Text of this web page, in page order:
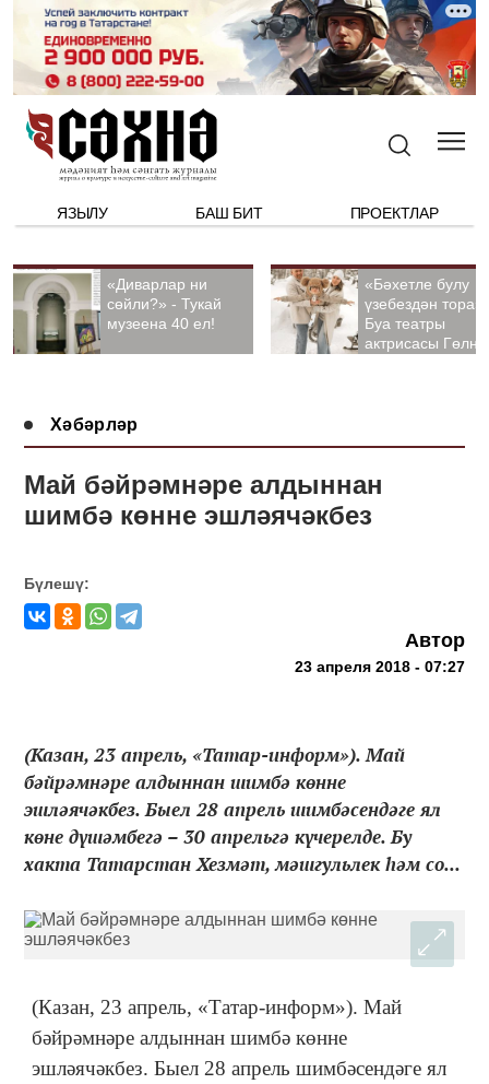
ЯЗЫЛУ БАШ БИТ ПРОЕКТЛАР
«Диварлар ни
сөйли?» - Тукай
музеена 40 ел!
«Бәхетле булу
үзебездән тора».
Буа театры
актрисасы
Хәбәрләр
Май бәйрәмнәре алдыннан
шимбә көнне эшләячәкбез
Бүлешү:
Автор
23 апреля 2018 - 07:27
(Казан, 23 апрель, «Татар-информ»). Май
бәйрәмнәре алдыннан шимбә көнне
эшләячәкбез. Быел 28 апрель шимбәсендәге ял
көне дүшәмбегә – 30 апрельгә күчерелде. Бу
хакта Татарстан Хезмәт, мәшгульлек һәм со...
(Казан, 23 апрель, «Татар-информ»). Май
бәйрәмнәре алдыннан шимбә көнне
эшләячәкбез. Быел 28 апрель шимбәсендәге ял